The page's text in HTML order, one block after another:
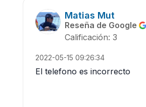
Matias Mut
Reseña de Google
Calificación: 3
2022-05-15 09:26:34
El telefono es incorrecto